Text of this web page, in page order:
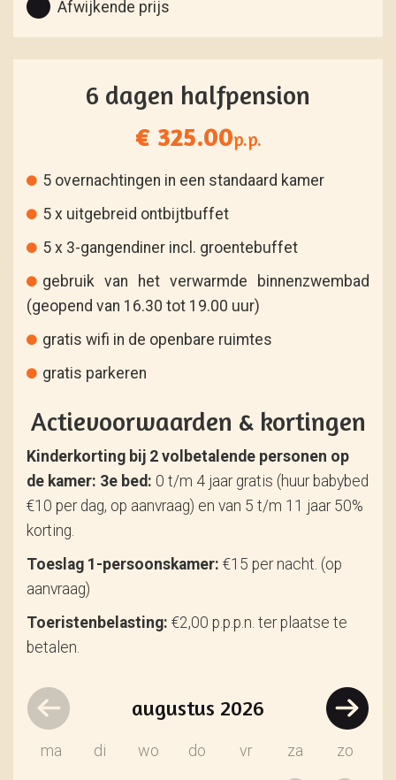
Afwijkende prijs
6 dagen halfpension
€ 325.00p.p.
5 overnachtingen in een standaard kamer
5 x uitgebreid ontbijtbuffet
5 x 3-gangendiner incl. groentebuffet
gebruik van het verwarmde binnenzwembad
(geopend van 16.30 tot 19.00 uur)
gratis wifi in de openbare ruimtes
gratis parkeren
Actievoorwaarden & kortingen
Kinderkorting bij 2 volbetalende personen op
de kamer: 3e bed: 0 t/m 4 jaar gratis (huur babybed
€10 per dag, op aanvraag) en van 5 t/m 11 jaar 50%
korting.
Toeslag 1-persoonskamer: €15 per nacht. (op
aanvraag)
Toeristenbelasting: €2,00 p.p.p.n. ter plaatse te
betalen.
augustus 2026
ma di wo do vr za zo